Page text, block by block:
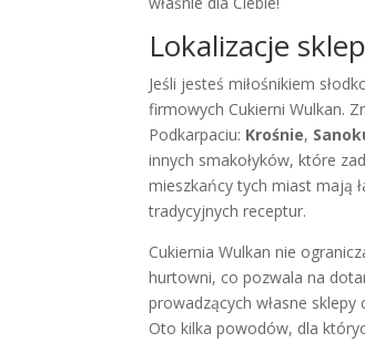
Lokalizacje
Jeśli jesteś miłośnikiem
firmowych Cukierni Wulkan.
Podkarpaciu: Krośnie,
innych smakołyków, które
mieszkańcy tych miast mają
tradycyjnych receptur.
Cukiernia Wulkan nie
hurtowni, co pozwala na
prowadzących własne
Oto kilka powodów, dla